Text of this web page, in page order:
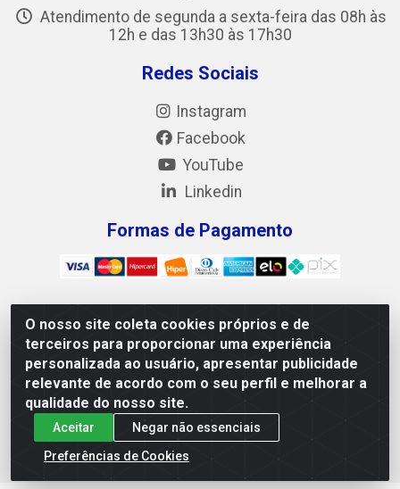
O nosso site coleta cookies próprios e de
terceiros para proporcionar uma experiência
personalizada ao usuário, apresentar publicidade
relevante de acordo com o seu perfil e melhorar a
qualidade do nosso site.
Aceitar
Negar não essenciais
Preferências de Cookies
Atendimento de segunda a sexta-feira das 08h às
12h e das 13h30 às 17h30
Redes Sociais
Instagram
Facebook
YouTube
Linkedin
Formas de Pagamento
Mix Alimentos LTDA - Quadra Asr Ne 55 (412 Norte), Alameda
02, S/N - Plano Diretor Norte, Palmas/TO - CEP 77.006-540 -
CNPJ 05.922.500/0001-02